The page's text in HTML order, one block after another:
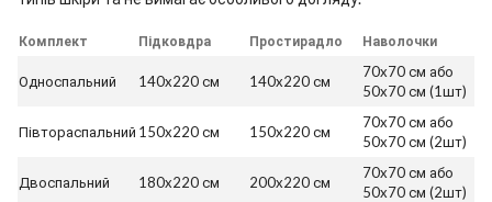
Комплект Підковдра Простирадло Наволочки
Односпальний 140x220 см 140x220 см
70x70 см або
50x70 см (1шт)
Півтораспальний 150x220 см 150x220 см
70x70 см або
50x70 см (2шт)
Двоспальний 180x220 см 200x220 см
70x70 см або
50x70 см (2шт)